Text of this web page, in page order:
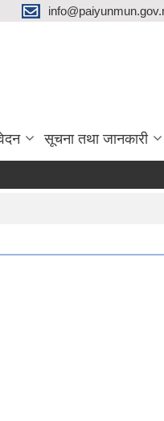
सूचना तथा जानकारी